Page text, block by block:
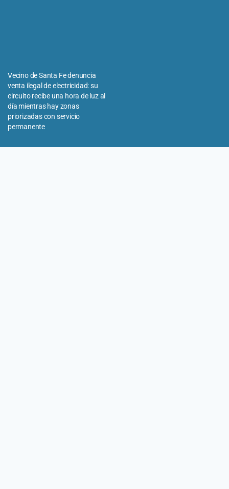
Vecino de Santa Fe denuncia
venta ilegal de electricidad: su
circuito recibe una hora de luz al
día mientras hay zonas
priorizadas con servicio
permanente